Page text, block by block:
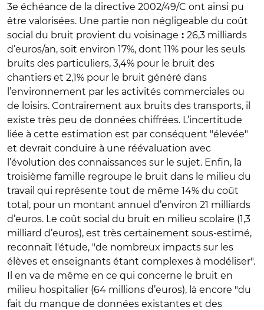
3e échéance de la directive 2002/49/C ont ainsi pu
être valorisées. Une partie non négligeable du coût
social du bruit provient du voisinage : 26,3 milliards
d’euros/an, soit environ 17%, dont 11% pour les seuls
bruits des particuliers, 3,4% pour le bruit des
chantiers et 2,1% pour le bruit généré dans
l’environnement par les activités commerciales ou
de loisirs. Contrairement aux bruits des transports, il
existe très peu de données chiffrées. L’incertitude
liée à cette estimation est par conséquent "élevée"
et devrait conduire à une réévaluation avec
l’évolution des connaissances sur le sujet. Enfin, la
troisième famille regroupe le bruit dans le milieu du
travail qui représente tout de même 14% du coût
total, pour un montant annuel d’environ 21 milliards
d’euros. Le coût social du bruit en milieu scolaire (1,3
milliard d’euros), est très certainement sous-estimé,
reconnaît l'étude, "de nombreux impacts sur les
élèves et enseignants étant complexes à modéliser".
Il en va de même en ce qui concerne le bruit en
milieu hospitalier (64 millions d’euros), là encore "du
fait du manque de données existantes et des